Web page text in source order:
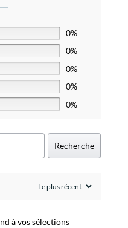
0%
0%
0%
0%
0%
Recherche
à vos sélections